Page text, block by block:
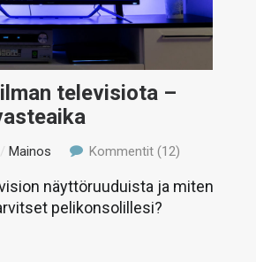
televisiota –
/ Mainos Kommentit (12)
näyttöruuduista ja miten
pelikonsolillesi?